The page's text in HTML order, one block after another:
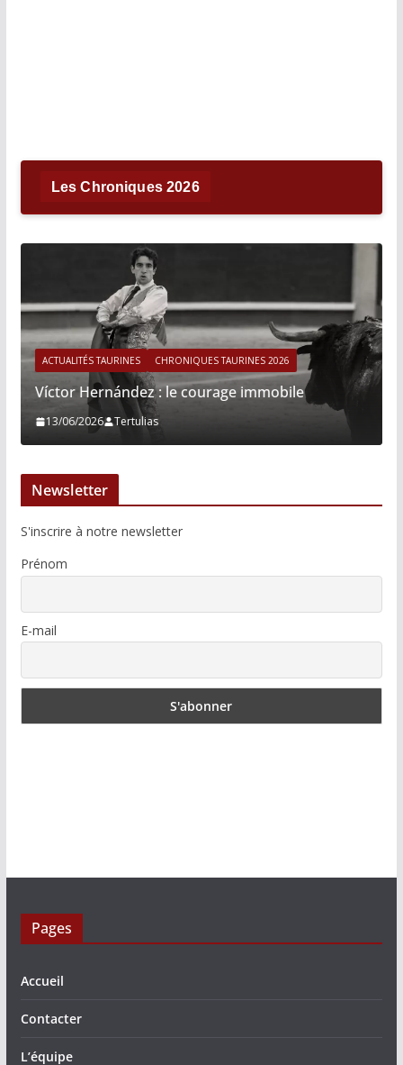
Les Chroniques 2026
ACTUALITÉS TAURINES CHRONIQUES TAURINES 2026
Víctor Hernández : le courage immobile
13/06/2026 Tertulias
Newsletter
S'inscrire à notre newsletter
Prénom
E-mail
Pages
Accueil
Contacter
L’équipe